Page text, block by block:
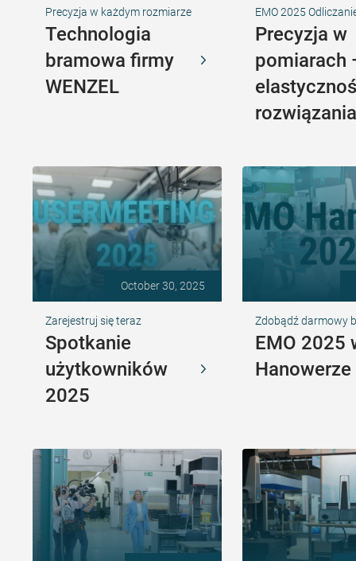
Precyzja w każdym rozmiarze
Technologia
bramowa firmy
WENZEL
EMO 2025
Precyzja w
pomiarach
October 30, 2025
Zarejestruj się teraz
Spotkanie
użytkowników
2025
Zdobądź darmowy
EMO 2025
Hanowerze